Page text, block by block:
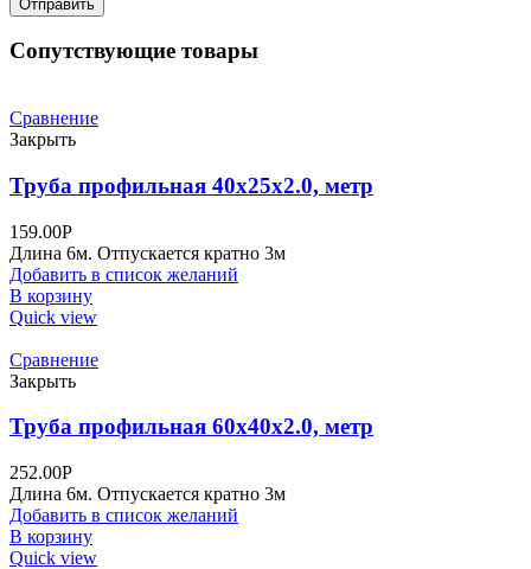
Сопутствующие товары
Сравнение
Закрыть
Труба профильная 40х25х2.0, метр
159.00Р
Длина 6м. Отпускается кратно 3м
Добавить в список желаний
В корзину
Quick view
Сравнение
Закрыть
Труба профильная 60х40х2.0, метр
252.00Р
Длина 6м. Отпускается кратно 3м
Добавить в список желаний
В корзину
Quick view